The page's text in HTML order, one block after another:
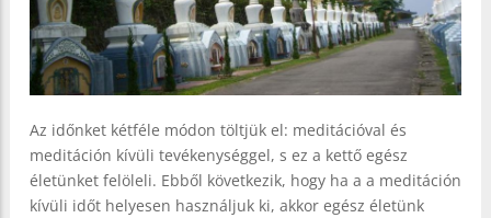
Az időnket kétféle módon töltjük el: meditációval és
meditáción kívüli tevékenységgel, s ez a kettő egész
életünket felöleli. Ebből következik, hogy ha a a meditáción
kívüli időt helyesen használjuk ki, akkor egész életünk